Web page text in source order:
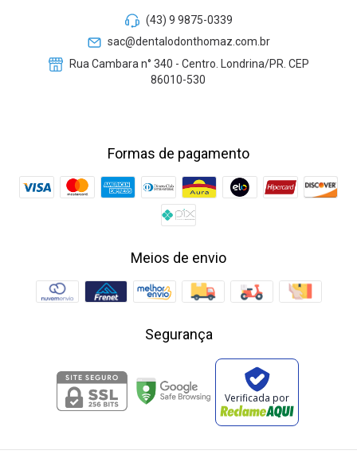
(43) 9 9875-0339
sac@dentalodonthomaz.com.br
Rua Cambara n° 340 - Centro. Londrina/PR. CEP
86010-530
Formas de pagamento
Meios de envio
Segurança
Verificada por